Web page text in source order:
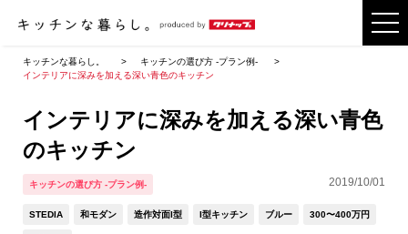
キッチンな暮らし。
キッチンの選び方 -プラン例-
インテリアに深みを加える深い青色のキッチン
インテリアに深みを加える深い青色
のキッチン
キッチンの選び方 -プラン例- 2019/10/01
STEDIA 和モダン 造作対面I型 I型キッチン ブルー 300〜400万円